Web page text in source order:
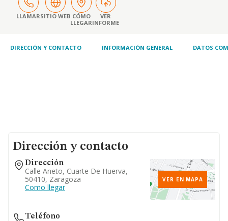
LLAMARSITIO WEB CÓMO
LLEGAR
VER
INFORME
DIRECCIÓN Y CONTACTO INFORMACIÓN GENERAL DATOS
Dirección y contacto
Dirección
Calle Aneto, Cuarte De Huerva,
50410, Zaragoza
Como llegar
VER EN MAPA
Teléfono